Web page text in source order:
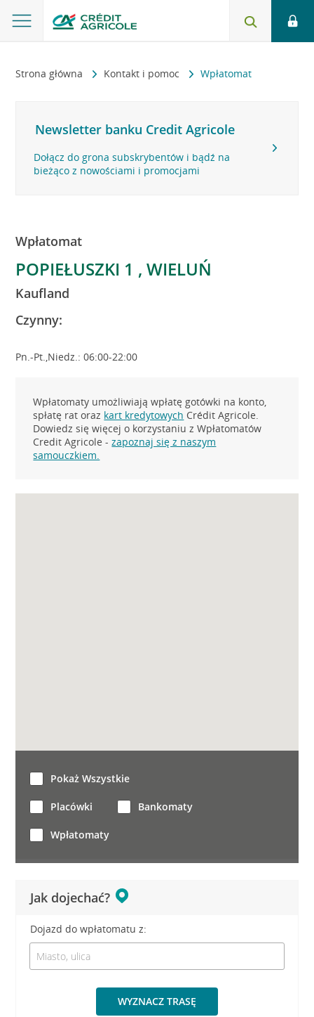
Strona główna Kontakt i pomoc Wpłatomat
Newsletter banku Credit Agricole
Dołącz do grona subskrybentów i bądź na
bieżąco z nowościami i promocjami
Wpłatomat
POPIEŁUSZKI 1 , WIELUŃ
Kaufland
Czynny:
Pn.-Pt.,Niedz.: 06:00-22:00
Wpłatomaty umożliwiają wpłatę gotówki na konto,
spłatę rat oraz kart kredytowych Crédit Agricole.
Dowiedz się więcej o korzystaniu z Wpłatomatów
Credit Agricole -zapoznaj się z naszym
samouczkiem.
Jak dojechać?
Dojazd do wpłatomatu z:
WYZNACZ TRASĘ
Pokaż Wszystkie
Placówki Bankomaty
Wpłatomaty